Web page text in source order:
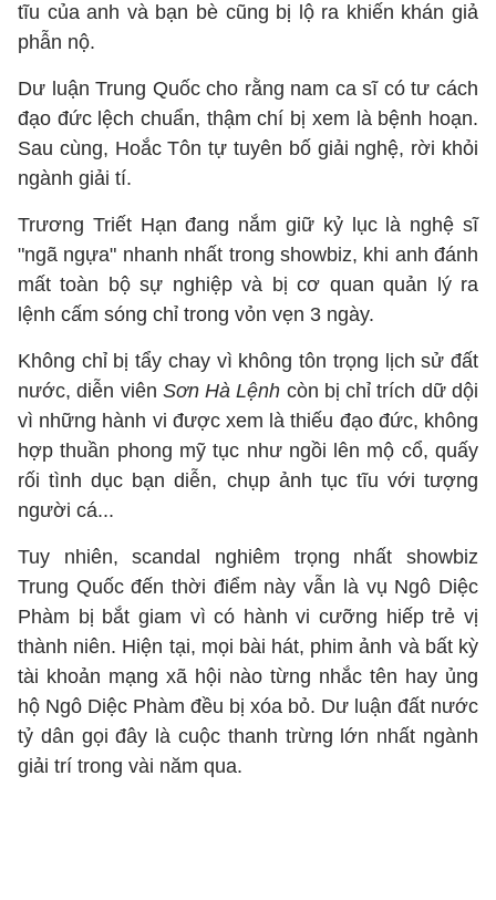
tĩu của anh và bạn bè cũng bị lộ ra khiến khán giả
phẫn nộ.
Dư luận Trung Quốc cho rằng nam ca sĩ có tư cách
đạo đức lệch chuẩn, thậm chí bị xem là bệnh hoạn.
Sau cùng, Hoắc Tôn tự tuyên bố giải nghệ, rời khỏi
ngành giải tí.
Trương Triết Hạn đang nắm giữ kỷ lục là nghệ sĩ
"ngã ngựa" nhanh nhất trong showbiz, khi anh đánh
mất toàn bộ sự nghiệp và bị cơ quan quản lý ra
lệnh cấm sóng chỉ trong vỏn vẹn 3 ngày.
Không chỉ bị tẩy chay vì không tôn trọng lịch sử đất
nước, diễn viên Sơn Hà Lệnh còn bị chỉ trích dữ dội
vì những hành vi được xem là thiếu đạo đức, không
hợp thuần phong mỹ tục như ngồi lên mộ cổ, quấy
rối tình dục bạn diễn, chụp ảnh tục tĩu với tượng
người cá...
Tuy nhiên, scandal nghiêm trọng nhất showbiz
Trung Quốc đến thời điểm này vẫn là vụ Ngô Diệc
Phàm bị bắt giam vì có hành vi cưỡng hiếp trẻ vị
thành niên. Hiện tại, mọi bài hát, phim ảnh và bất kỳ
tài khoản mạng xã hội nào từng nhắc tên hay ủng
hộ Ngô Diệc Phàm đều bị xóa bỏ. Dư luận đất nước
tỷ dân gọi đây là cuộc thanh trừng lớn nhất ngành
giải trí trong vài năm qua.